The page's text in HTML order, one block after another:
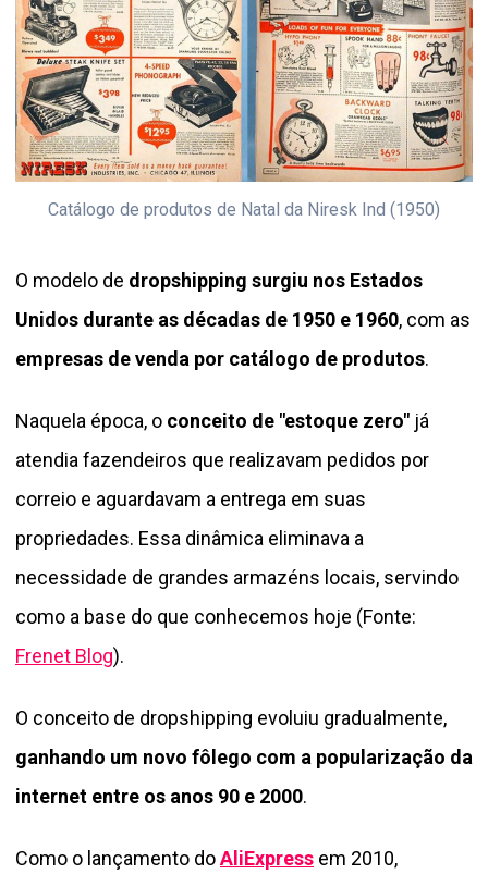
Catálogo de produtos de Natal da Niresk Ind (1950)
O modelo de dropshipping surgiu nos Estados
Unidos durante as décadas de 1950 e 1960, com as
empresas de venda por catálogo de produtos.
Naquela época, o conceito de "estoque zero" já
atendia fazendeiros que realizavam pedidos por
correio e aguardavam a entrega em suas
propriedades. Essa dinâmica eliminava a
necessidade de grandes armazéns locais, servindo
como a base do que conhecemos hoje (Fonte:
Frenet Blog).
O conceito de dropshipping evoluiu gradualmente,
ganhando um novo fôlego com a popularização da
internet entre os anos 90 e 2000.
Como o lançamento doAliExpress em 2010,